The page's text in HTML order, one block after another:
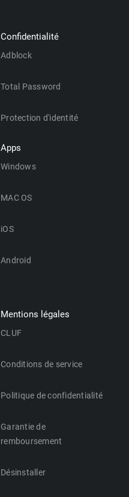
Confidentialité
Adblock
Total Password
Protection d'identité
Apps
Windows
MAC OS
iOS
Android
Mentions légales
CLUF
Conditions de service
Politique de confidentialité
Garantie de
remboursement
Désinstaller